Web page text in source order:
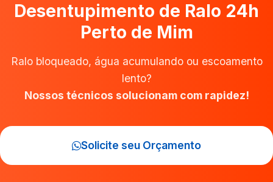
Desentupimento de Ralo 24h
Perto de Mim
Ralo bloqueado, água acumulando ou escoamento
lento?
Nossos técnicos solucionam com rapidez!
Solicite seu Orçamento